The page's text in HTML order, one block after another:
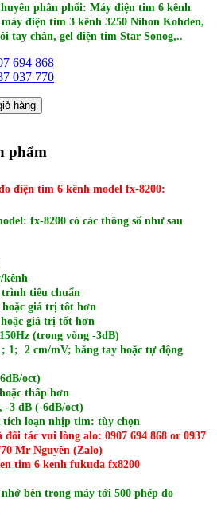
phân phối: Máy điện tim 6 kênh
điện tim 3 kênh 3250 Nihon Kohden,
tay chân, gel điện tim Star Sonog,..
694 868
037 770
hàng
phẩm
điện tim 6 kênh model fx-8200:
fx-8200 có các thông số như sau
kênh
tiêu chuẩn
giá trị tốt hơn
giá trị tốt hơn
(trong vòng -3dB)
1; 2 cm/mV; bằng tay hoặc tự động
oct)
thấp hơn
-3 dB (-6dB/oct)
tích loạn nhịp tim: tùy chọn
tác vui lòng alo: 0907 694 868 or 0937
Mr Nguyên (Zalo)
bên trong máy tới 500 phép đo